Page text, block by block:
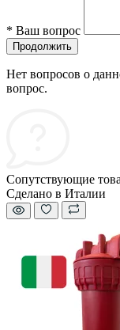
* Ваш вопрос
Продолжить
Нет вопросов о
вопрос.
Сопутствующие
Сделано в Италии